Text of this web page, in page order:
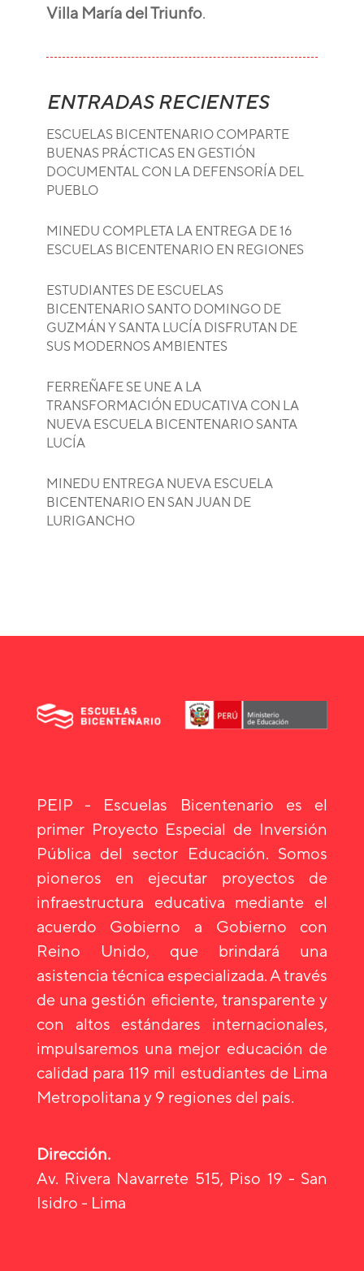
Villa María del Triunfo.
ENTRADAS RECIENTES
ESCUELAS BICENTENARIO COMPARTE
BUENAS PRÁCTICAS EN GESTIÓN
DOCUMENTAL CON LA DEFENSORÍA DEL
PUEBLO
MINEDU COMPLETA LA ENTREGA DE 16
ESCUELAS BICENTENARIO EN REGIONES
ESTUDIANTES DE ESCUELAS
BICENTENARIO SANTO DOMINGO DE
GUZMÁN Y SANTA LUCÍA DISFRUTAN DE
SUS MODERNOS AMBIENTES
FERREÑAFE SE UNE A LA
TRANSFORMACIÓN EDUCATIVA CON LA
NUEVA ESCUELA BICENTENARIO SANTA
LUCÍA
MINEDU ENTREGA NUEVA ESCUELA
BICENTENARIO EN SAN JUAN DE
LURIGANCHO
PEIP - Escuelas Bicentenario es el
primer Proyecto Especial de Inversión
Pública del sector Educación. Somos
pioneros en ejecutar proyectos de
infraestructura educativa mediante el
acuerdo Gobierno a Gobierno con
Reino Unido, que brindará una
asistencia técnica especializada. A través
de una gestión eficiente, transparente y
con altos estándares internacionales,
impulsaremos una mejor educación de
calidad para 119 mil estudiantes de Lima
Metropolitana y 9 regiones del país.
Dirección.
Av. Rivera Navarrete 515, Piso 19 - San
Isidro - Lima